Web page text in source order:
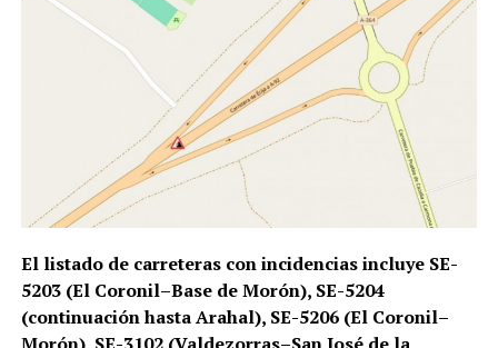
El listado de carreteras con incidencias incluye SE-
5203 (El Coronil–Base de Morón), SE-5204
(continuación hasta Arahal), SE-5206 (El Coronil–